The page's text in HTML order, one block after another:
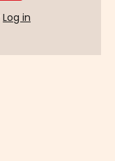
Log in